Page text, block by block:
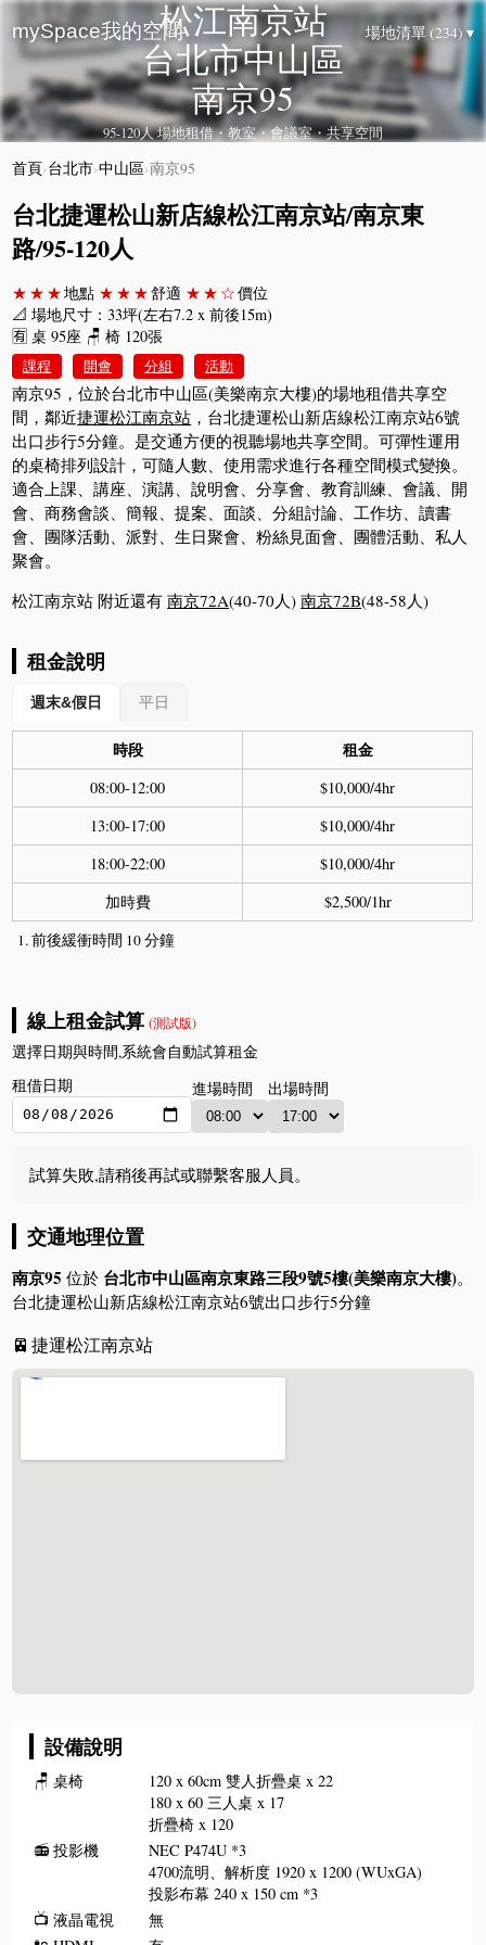
mySpace我的空間 場地清單 (234) ▾
松江南京站
台北市中山區
南京95
95-120人 場地租借・教室・會議室・共享空間
首頁›台北市›中山區›南京95
台北捷運松山新店線松江南京站/南京東
路/95-120人
★★★地點 ★★★舒適 ★★☆價位
📐 場地尺寸：33坪(左右7.2 x 前後15m)
🈶 桌 95座 🪑 椅 120張
課程 開會 分組 活動
南京95，位於台北市中山區(美樂南京大樓)的場地租借共享空
間，鄰近捷運松江南京站 ，台北捷運松山新店線松江南京站6號
出口步行5分鐘。是交通方便的視聽場地共享空間。可彈性運用
的桌椅排列設計，可隨人數、使用需求進行各種空間模式變換。
適合上課、講座、演講、說明會、分享會、教育訓練、會議、開
會、商務會談、簡報、提案、面談、分組討論、工作坊、讀書
會、團隊活動、派對、生日聚會、粉絲見面會、團體活動、私人
聚會。
松江南京站 附近還有南京72A(40-70人)南京72B(48-58人)
租金說明
週末&假日 平日
時段 租金
08:00-12:00
$10,000/4hr
13:00-17:00
$10,000/4hr
18:00-22:00
$10,000/4hr
加時費
$2,500/1hr
前後緩衝時間 10 分鐘
線上租金試算(測試版)
選擇日期與時間,系統會自動試算租金
租借日期
進場時間 出場時間
試算失敗,請稍後再試或聯繫客服人員。
交通地理位置
南京95 位於 台北市中山區南京東路三段9號5樓(美樂南京大樓)。
台北捷運松山新店線松江南京站6號出口步行5分鐘
🚈 捷運松江南京站
設備說明
🪑 桌椅
120 x 60cm 雙人折疊桌 x 22
180 x 60 三人桌 x 17
折疊椅 x 120
📻 投影機
NEC P474U *3
4700流明、解析度 1920 x 1200 (WUxGA)
投影布幕 240 x 150 cm *3
📺 液晶電視
無